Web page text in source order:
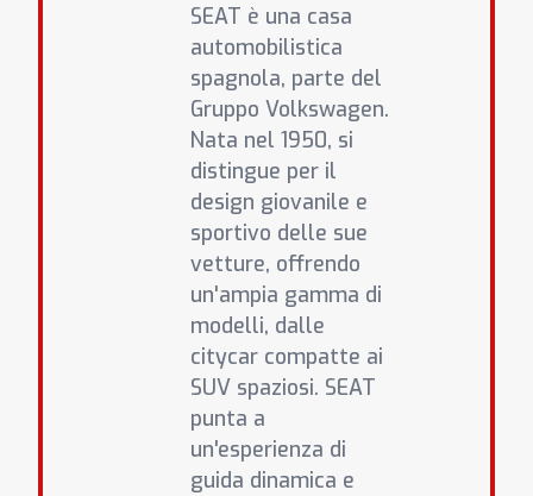
SEAT è una casa
automobilistica
spagnola, parte del
Gruppo Volkswagen.
Nata nel 1950, si
distingue per il
design giovanile e
sportivo delle sue
vetture, offrendo
un'ampia gamma di
modelli, dalle
citycar compatte ai
SUV spaziosi. SEAT
punta a
un'esperienza di
guida dinamica e